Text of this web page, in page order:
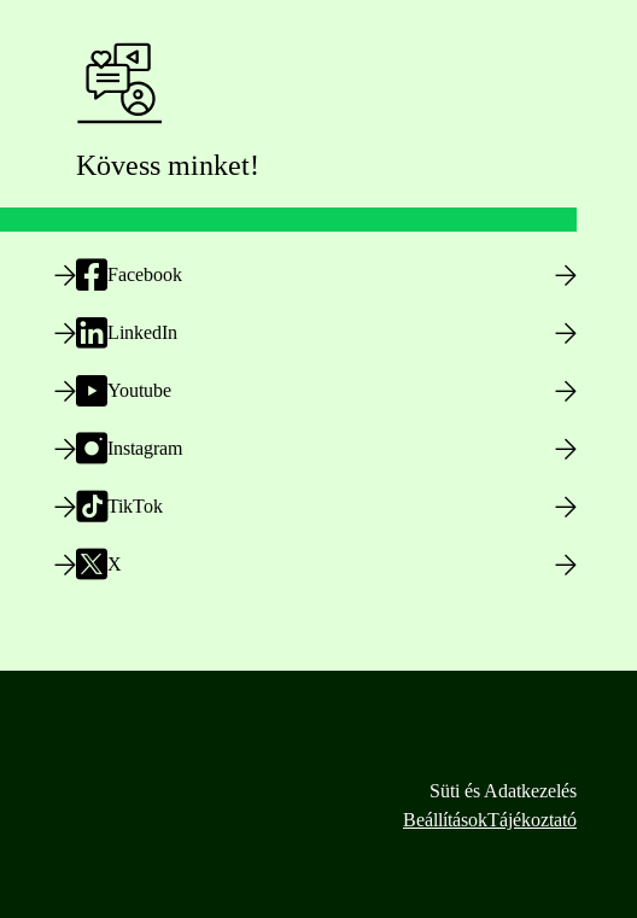
Kövess minket!
Facebook
LinkedIn
Youtube
Instagram
TikTok
X
Süti és Adatkezelés
BeállításokTájékoztató